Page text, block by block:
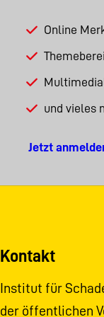
Online
und vieles
Jetzt
Kontakt
Institut für
der öffentlichen